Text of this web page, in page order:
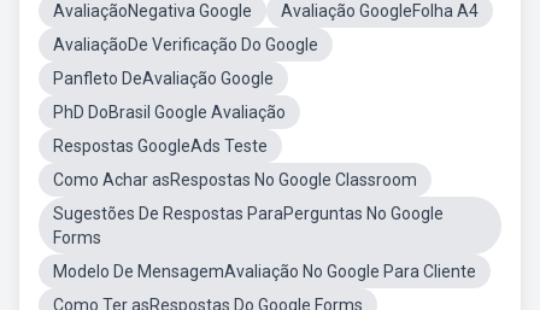
AvaliaçãoNegativa Google
Avaliação GoogleFolha A4
AvaliaçãoDe Verificação Do Google
Panfleto DeAvaliação Google
PhD DoBrasil Google Avaliação
Respostas GoogleAds Teste
Como Achar asRespostas No Google Classroom
Sugestões De Respostas ParaPerguntas No Google
Forms
Modelo De MensagemAvaliação No Google Para Cliente
Como Ter asRespostas Do Google Forms